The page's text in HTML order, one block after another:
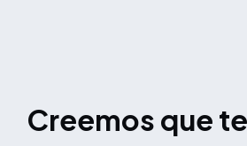
Creemos que